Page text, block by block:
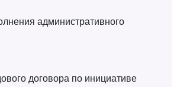
административного
договора по инициативе